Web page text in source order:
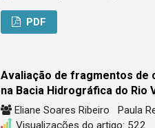
PDF
Avaliação de fragmentos de
na Bacia Hidrográfica do Rio
Eliane Soares RibeiroPaula
Visualizações do artigo: 522